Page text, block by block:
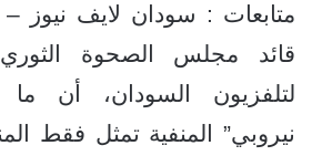
متابعات : سودان لايف نيوز
قائد مجلس الصحوة
لتلفزيون السودان، أن
نيروبي” المنفية تمثل فقط